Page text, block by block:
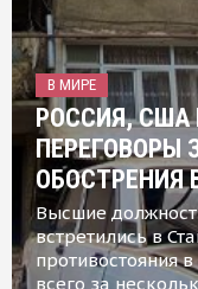
В МИРЕ
РОССИЯ, США
ПЕРЕГОВОРЫ
ОБОСТРЕНИЯ
Высшие
встретились в
противостояния
всего за